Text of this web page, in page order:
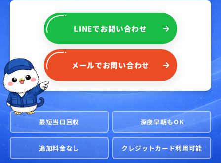
LINEでお問い合わせ
メールでお問い合わせ
最短当日回収 深夜早朝もOK
追加料金なし クレジットカード利用可能